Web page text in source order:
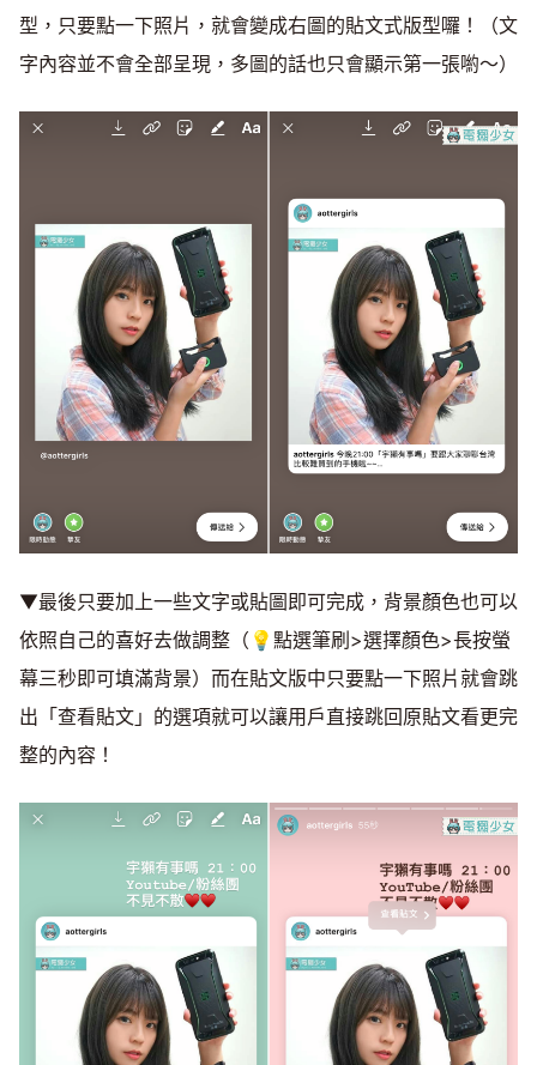
型，只要點一下照片，就會變成右圖的貼文式版型囉！（文
字內容並不會全部呈現，多圖的話也只會顯示第一張喲～）
▼最後只要加上一些文字或貼圖即可完成，背景顏色也可以
依照自己的喜好去做調整（💡點選筆刷>選擇顏色>長按螢
幕三秒即可填滿背景）而在貼文版中只要點一下照片就會跳
出「查看貼文」的選項就可以讓用戶直接跳回原貼文看更完
整的內容！